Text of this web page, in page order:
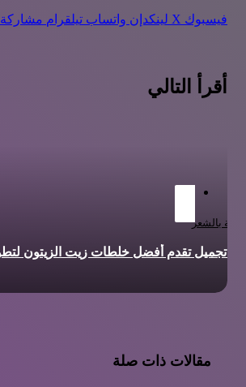
فيسبوك ‫X لينكدإن واتساب تيلقرام مشاركة
أقرأ التالي
بالشعر
تجميل تقدم أفضل خلطات زيت الزيتون
مقالات ذات صلة